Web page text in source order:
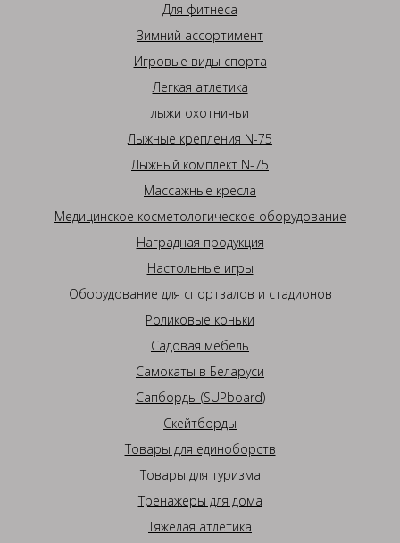
Для фитнеса
Зимний ассортимент
Игровые виды спорта
Легкая атлетика
лыжи охотничьи
Лыжные крепления N-75
Лыжный комплект N-75
Массажные кресла
Медицинское косметологическое оборудование
Наградная продукция
Настольные игры
Оборудование для спортзалов и стадионов
Роликовые коньки
Садовая мебель
Самокаты в Беларуси
Сапборды (SUPboard)
Скейтборды
Товары для единоборств
Товары для туризма
Тренажеры для дома
Тяжелая атлетика